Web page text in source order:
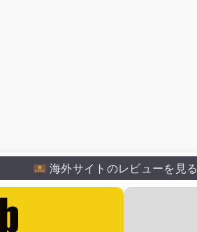
海外サイトのレビューを見る